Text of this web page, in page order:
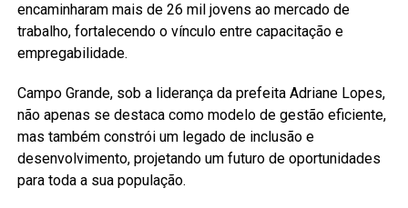
encaminharam mais de 26 mil jovens ao mercado de
trabalho, fortalecendo o vínculo entre capacitação e
empregabilidade.
Campo Grande, sob a liderança da prefeita Adriane Lopes,
não apenas se destaca como modelo de gestão eficiente,
mas também constrói um legado de inclusão e
desenvolvimento, projetando um futuro de oportunidades
para toda a sua população.